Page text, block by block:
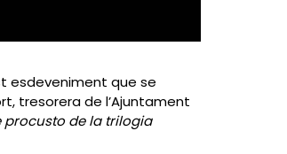
esdeveniment que se
tresorera de l’Ajuntament
procusto de la trilogia